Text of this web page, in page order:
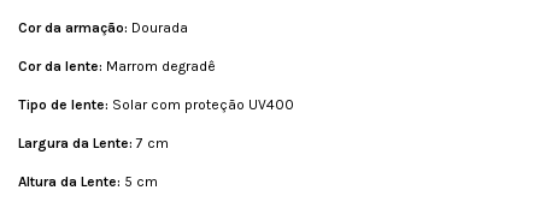
Cor da armação: Dourada
Cor da lente: Marrom degradê
Tipo de lente: Solar com proteção UV400
Largura da Lente:7 cm
Altura da Lente: 5 cm